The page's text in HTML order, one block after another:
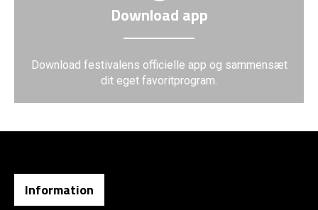
Download app
Download festivalens officielle app og sammensæt
dit eget favoritprogram.
Information